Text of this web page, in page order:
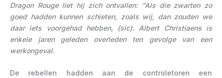
Dragon Rouge liet hij zich ontvallen: “Als die zwarten zo
goed hadden kunnen schieten, zoals wij, dan zouden we
daar iets voorgehad hebben, (sic). Albert Christiaens is
enkele jaren geleden overleden ten gevolge van een
werkongeval.
De rebellen hadden aan de controletoren een